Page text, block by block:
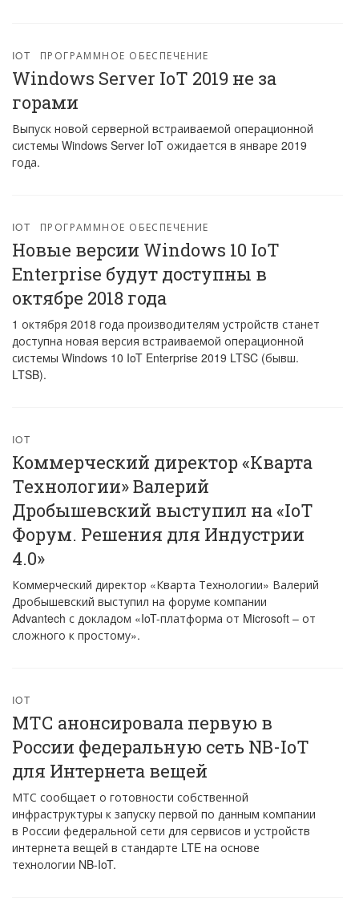
IOT ПРОГРАММНОЕ ОБЕСПЕЧЕНИЕ
Windows Server IoT 2019 не за
горами
Выпуск новой серверной встраиваемой операционной
системы Windows Server IoT ожидается в январе 2019
года.
IOT ПРОГРАММНОЕ ОБЕСПЕЧЕНИЕ
Новые версии Windows 10 IoT
Enterprise будут доступны в
октябре 2018 года
1 октября 2018 года производителям устройств станет
доступна новая версия встраиваемой операционной
системы Windows 10 IoT Enterprise 2019 LTSC (бывш.
LTSB).
IOT
Коммерческий директор «Кварта
Технологии» Валерий
Дробышевский выступил на «IoT
Форум. Решения для Индустрии
4.0»
Коммерческий директор «Кварта Технологии» Валерий
Дробышевский выступил на форуме компании
Advantech с докладом «IoT-платформа от Microsoft – от
сложного к простому».
IOT
МТС анонсировала первую в
России федеральную сеть NB-IoT
для Интернета вещей
МТС сообщает о готовности собственной
инфраструктуры к запуску первой по данным компании
в России федеральной сети для сервисов и устройств
интернета вещей в стандарте LTE на основе
технологии NB-IoT.